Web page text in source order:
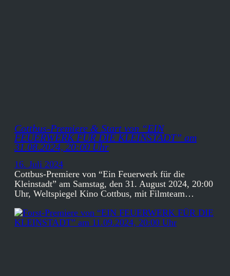
Cottbus-Premiere & Start von “EIN
FEUERWERK FÜR DIE KLEINSTADT” am
31.08.2024, 20:00 Uhr
16. Juli 2024
Cottbus-Premiere von “Ein Feuerwerk für die
Kleinstadt” am Samstag, den 31. August 2024, 20:00
Uhr, Weltspiegel Kino Cottbus, mit Filmteam…